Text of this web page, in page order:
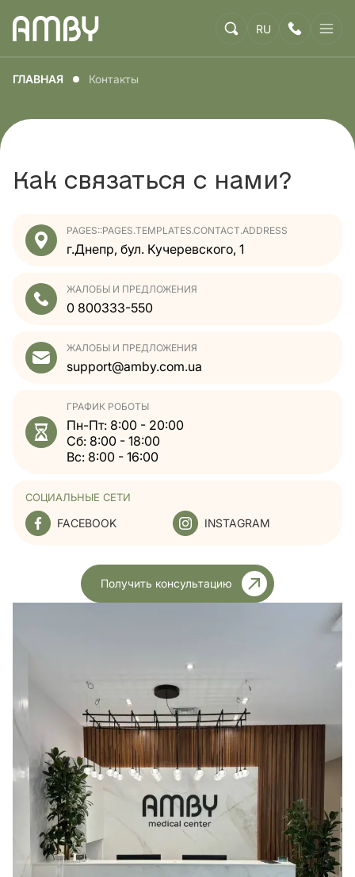
RU
ГЛАВНАЯ Контакты
Как связаться с нами?
PAGES::PAGES.TEMPLATES.CONTACT.ADDRESS
г.Днепр, бул. Кучеревского, 1
ЖАЛОБЫ И ПРЕДЛОЖЕНИЯ
0 800333-550
ЖАЛОБЫ И ПРЕДЛОЖЕНИЯ
support@amby.com.ua
ГРАФИК РОБОТЫ
Пн-Пт: 8:00 - 20:00
Сб: 8:00 - 18:00
Вс: 8:00 - 16:00
СОЦИАЛЬНЫЕ СЕТИ
FACEBOOK INSTAGRAM
Получить консультацию